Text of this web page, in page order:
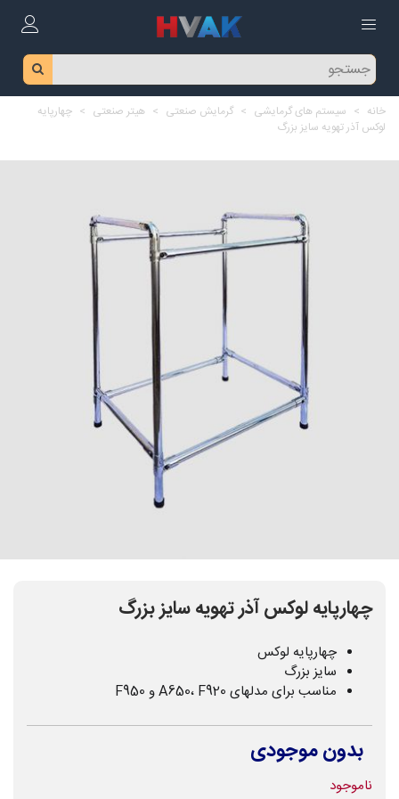
خانه > سیستم های گرمایشی > گرمایش صنعتی > هیتر صنعتی > چهارپایه
لوکس آذر تهویه سایز بزرگ
چهارپایه لوکس آذر تهویه سایز بزرگ
چهارپایه لوکس
سایز بزرگ
مناسب برای مدلهای A650، F920 و F950
بدون موجودی
ناموجود